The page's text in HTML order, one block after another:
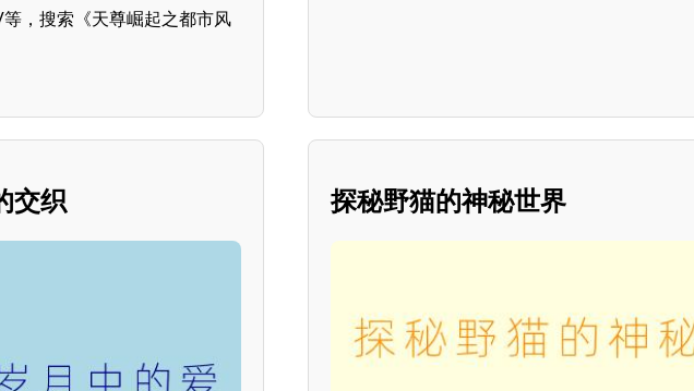
，搜索《天尊崛起之都市风
交织 探秘野猫的神秘世界